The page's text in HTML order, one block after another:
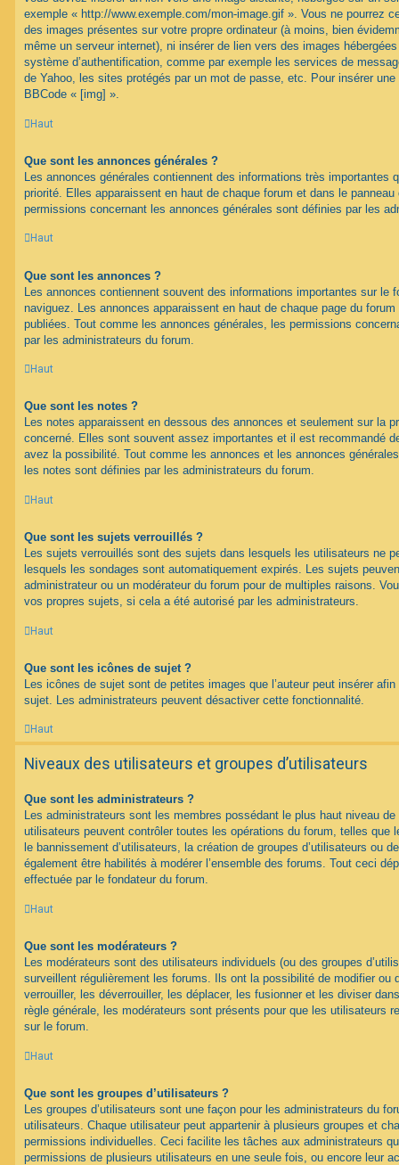
exemple « http://www.exemple.com/mon-image.gif ». Vous ne pourrez
des images présentes sur votre propre ordinateur (à moins, bien
même un serveur internet), ni insérer de lien vers des images
système d’authentification, comme par exemple les services de
de Yahoo, les sites protégés par un mot de passe, etc. Pour insérer
BBCode « [img] ».
Haut
Que sont les annonces générales ?
Les annonces générales contiennent des informations très importantes
priorité. Elles apparaissent en haut de chaque forum et dans le panneau
permissions concernant les annonces générales sont définies par les
Haut
Que sont les annonces ?
Les annonces contiennent souvent des informations importantes sur le
naviguez. Les annonces apparaissent en haut de chaque page du
publiées. Tout comme les annonces générales, les permissions
par les administrateurs du forum.
Haut
Que sont les notes ?
Les notes apparaissent en dessous des annonces et seulement sur la
concerné. Elles sont souvent assez importantes et il est recommandé
avez la possibilité. Tout comme les annonces et les annonces
les notes sont définies par les administrateurs du forum.
Haut
Que sont les sujets verrouillés ?
Les sujets verrouillés sont des sujets dans lesquels les utilisateurs ne
lesquels les sondages sont automatiquement expirés. Les sujets
administrateur ou un modérateur du forum pour de multiples raisons.
vos propres sujets, si cela a été autorisé par les administrateurs.
Haut
Que sont les icônes de sujet ?
Les icônes de sujet sont de petites images que l’auteur peut insérer
sujet. Les administrateurs peuvent désactiver cette fonctionnalité.
Haut
Niveaux des utilisateurs et groupes d’utilisateurs
Que sont les administrateurs ?
Les administrateurs sont les membres possédant le plus haut niveau
utilisateurs peuvent contrôler toutes les opérations du forum, telles que
le bannissement d’utilisateurs, la création de groupes d’utilisateurs ou
également être habilités à modérer l’ensemble des forums. Tout ceci
effectuée par le fondateur du forum.
Haut
Que sont les modérateurs ?
Les modérateurs sont des utilisateurs individuels (ou des groupes
surveillent régulièrement les forums. Ils ont la possibilité de modifier ou
verrouiller, les déverrouiller, les déplacer, les fusionner et les diviser
règle générale, les modérateurs sont présents pour que les utilisateurs
sur le forum.
Haut
Que sont les groupes d’utilisateurs ?
Les groupes d’utilisateurs sont une façon pour les administrateurs du
utilisateurs. Chaque utilisateur peut appartenir à plusieurs groupes et
permissions individuelles. Ceci facilite les tâches aux administrateurs
permissions de plusieurs utilisateurs en une seule fois, ou encore leur